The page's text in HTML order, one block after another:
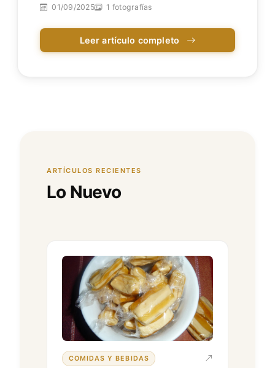
01/09/2025 1 fotografías
Leer artículo completo
ARTÍCULOS RECIENTES
Lo Nuevo
COMIDAS Y BEBIDAS